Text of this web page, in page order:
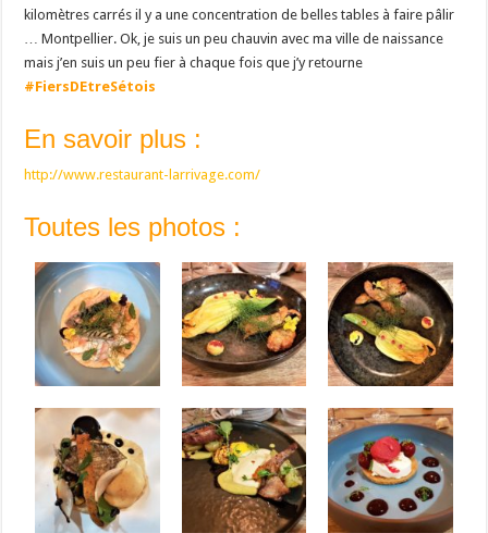
kilomètres carrés il y a une concentration de belles tables à faire pâlir
… Montpellier. Ok, je suis un peu chauvin avec ma ville de naissance
mais j’en suis un peu fier à chaque fois que j’y retourne
#FiersDEtreSétois
En savoir plus :
http://www.restaurant-larrivage.com/
Toutes les photos :